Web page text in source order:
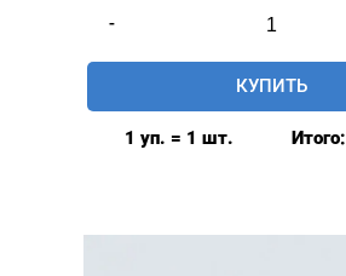
-
товара
Люверсы
глянцевые
латунь,
КУПИТЬ
1 уп. = 1 шт. Итого: